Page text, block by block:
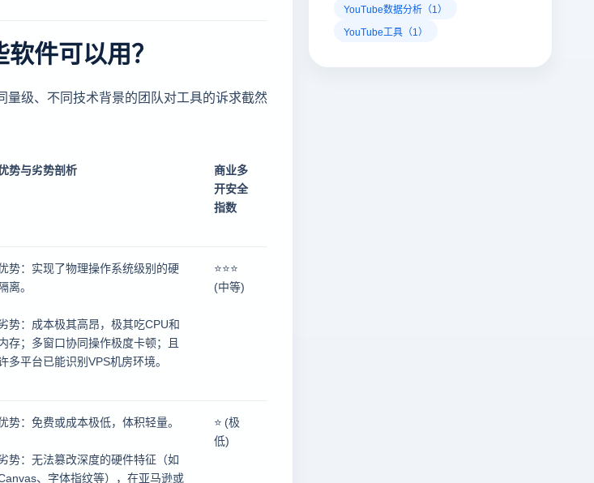
件可以用？
量级、不同技术背景的团队对工具的诉求截然
势与劣势剖析
商业多
开安全
指数
势：实现了物理操作系统级别的硬
离。
势：成本极其高昂，极其吃CPU和
存；多窗口协同操作极度卡顿；且
多平台已能识别VPS机房环境。
⭐⭐⭐
(中等)
势：免费或成本极低，体积轻量。
势：无法篡改深度的硬件特征（如
、字体指纹等），在亚马逊或
⭐ (极
低)
YouTube数据分析（1）
YouTube工具（1）